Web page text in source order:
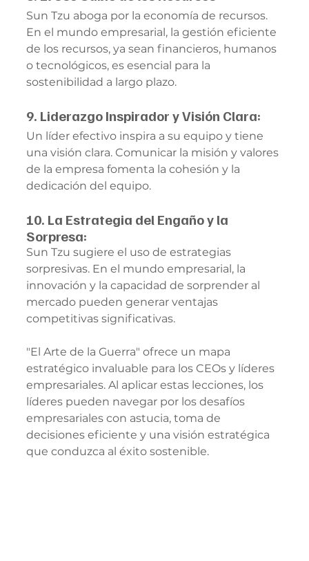
Sun Tzu aboga por la economía de recursos.
En el mundo empresarial, la gestión eficiente
de los recursos, ya sean financieros, humanos
o tecnológicos, es esencial para la
sostenibilidad a largo plazo.
9. Liderazgo Inspirador y Visión Clara:
Un líder efectivo inspira a su equipo y tiene
una visión clara. Comunicar la misión y valores
de la empresa fomenta la cohesión y la
dedicación del equipo.
10. La Estrategia del Engaño y la
Sorpresa:
Sun Tzu sugiere el uso de estrategias
sorpresivas. En el mundo empresarial, la
innovación y la capacidad de sorprender al
mercado pueden generar ventajas
competitivas significativas.
"El Arte de la Guerra" ofrece un mapa
estratégico invaluable para los CEOs y líderes
empresariales. Al aplicar estas lecciones, los
líderes pueden navegar por los desafíos
empresariales con astucia, toma de
decisiones eficiente y una visión estratégica
que conduzca al éxito sostenible.